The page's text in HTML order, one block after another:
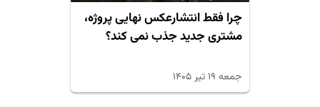
چرا فقط انتشارعکس نهایی پروژه،
مشتری جدید جذب نمی کند؟
جمعه ۱۹ تیر ۱۴۰۵